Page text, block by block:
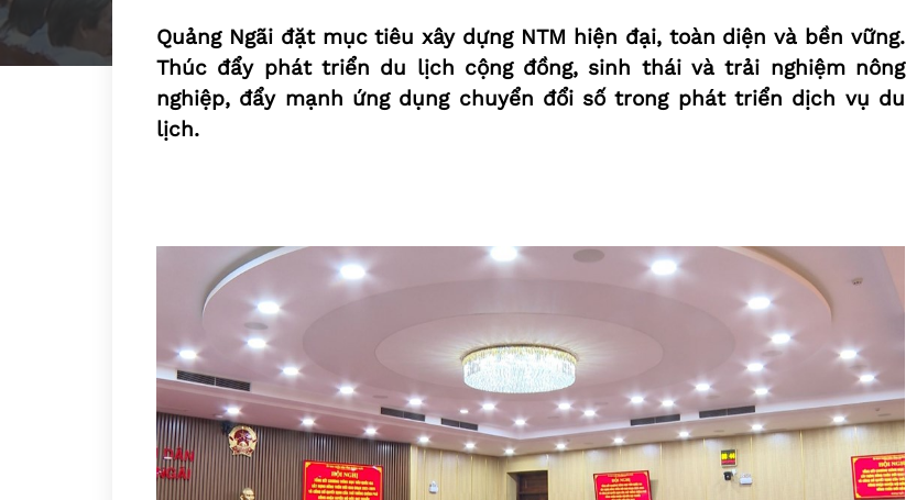
Quảng Ngãi đặt mục tiêu xây dựng NTM hiện đại, toàn diện và bền vững.
Thúc đẩy phát triển du lịch cộng đồng, sinh thái và trải nghiệm nông
nghiệp, đẩy mạnh ứng dụng chuyển đổi số trong phát triển dịch vụ du
lịch.